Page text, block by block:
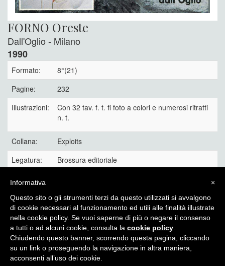
FORNO Oreste
Dall'Oglio - Milano
1990
Formato:
8°(21)
Pagine:
232
Illustrazioni:
Con 32 tav. f. t. fi foto a colori e numerosi ritratti
n. t.
Collana:
Exploits
Legatura:
Brossura editoriale
Exploits 44
30 €
Itinera Alpina - di Angelo Recalcati - p.za Baiamonti, 3 - 20154 -
MI - Tel: 02.33604325 - itineraalpina@fastwebnet.it |Privacy
policy
×
Informativa
Questo sito o gli strumenti terzi da questo utilizzati si avvalgono
di cookie necessari al funzionamento ed utili alle finalità illustrate
nella cookie policy. Se vuoi saperne di più o negare il consenso
a tutti o ad alcuni cookie, consulta la cookie policy
Chiudendo questo banner, scorrendo questa pagina, cliccando
su un link o proseguendo la navigazione in altra maniera,
acconsenti all’uso dei cookie.